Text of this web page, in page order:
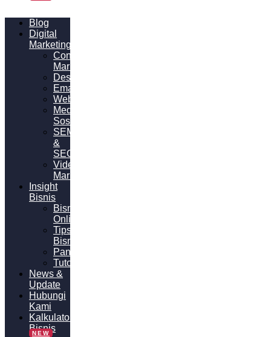
Blog
Digital
Marketing
Content
Marketing
Desain
Email
Website
Media
Sosial
SEM
&
SEO
Video
Marketing
Insight
Bisnis
Bisnis
Online
Tips
Bisnis
Panduan
Tutorial
News &
Update
Hubungi
Kami
Kalkulator
Bisnis
NEW